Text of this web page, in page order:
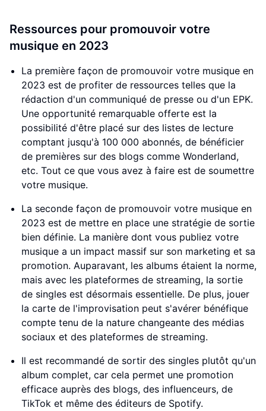
Ressources pour promouvoir votre
musique en 2023
La première façon de promouvoir votre musique en
2023 est de profiter de ressources telles que la
rédaction d'un communiqué de presse ou d'un EPK.
Une opportunité remarquable offerte est la
possibilité d'être placé sur des listes de lecture
comptant jusqu'à 100 000 abonnés, de bénéficier
de premières sur des blogs comme Wonderland,
etc. Tout ce que vous avez à faire est de soumettre
votre musique.
La seconde façon de promouvoir votre musique en
2023 est de mettre en place une stratégie de sortie
bien définie. La manière dont vous publiez votre
musique a un impact massif sur son marketing et sa
promotion. Auparavant, les albums étaient la norme,
mais avec les plateformes de streaming, la sortie
de singles est désormais essentielle. De plus, jouer
la carte de l'improvisation peut s'avérer bénéfique
compte tenu de la nature changeante des médias
sociaux et des plateformes de streaming.
Il est recommandé de sortir des singles plutôt qu'un
album complet, car cela permet une promotion
efficace auprès des blogs, des influenceurs, de
TikTok et même des éditeurs de Spotify.